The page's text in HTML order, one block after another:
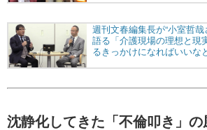
沈静化してきた「不倫叩き」の